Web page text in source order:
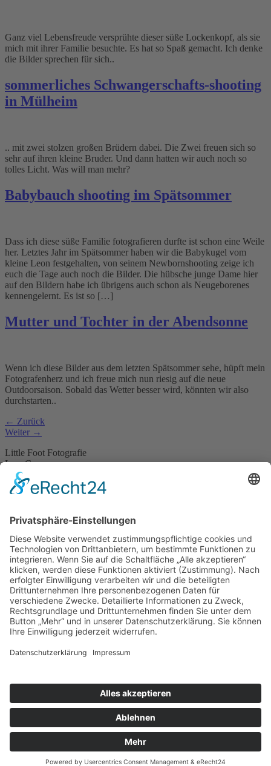
Ganz viel Lebensfreude versprühte dieser süße Lockenkopf, als sie
mich mit ihrer Familie besuchte. Es hat so Spaß gemacht. Ich denke
die Bilder sprechen für sich..
sommerliches Schwangerschafts-shooting
in Mülheim
.. mit zwei stolzen großen Brüdern dabei. Die Zwei freuen sich so
sehr auf ihren kleine Bruder. Und dann hatten wir auch noch so
tolles Licht. Was will man mehr?
Babybauch shooting im Spätsommer
Dass ich diese süße Familie fotografieren durfte ist schon eine Weile
her. Letztes Jahr im Spätsommer haben wir die Babykugel vom
kleine Leon festgehalten, von seinem Newbornshooting zeige ich
euch die Tage auch noch die Bilder. Die hübsche junge Dame hier
auf den Bildern habe ich übrigens auch schon als Neugeborenes
kennengelernt. Es ist so […]
Mutter und Tochter in der Abendsonne
Wenn ich diese Bilder aus dem letzten Spätsommer sehe, hüpft mein
Fotografenherz und ich freue mich nun riesig auf die neue
Outdoorsaison. Sobald das Wetter besser wird, könnten wir also
durchstarten..
← Zurück
Weiter →
Little Foot Fotografie
Lara Czymerys
Martinstraße 15
45473 Mülheim an der Ruhr
Telefon . 0208 – 778 666 56
Mobil . 0176 – 244 86 222
E-Mail . info@littlefoot-fotografie.de
Impressum
Datenschutz
Cookie-Einstellungen
Home
Pakete & Preise
Newborn
Babybauch
Über mich
Schreib mir…